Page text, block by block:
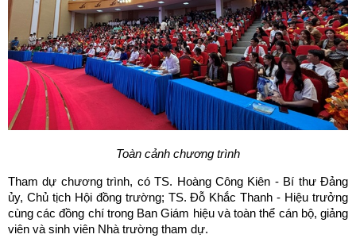
Toàn cảnh chương trình
Tham dự chương trình, có TS. Hoàng Công Kiên - Bí thư Đảng
ủy, Chủ tịch Hội đồng trường; TS. Đỗ Khắc Thanh - Hiệu trưởng
cùng các đồng chí trong Ban Giám hiệu và toàn thể cán bộ, giảng
viên và sinh viên Nhà trường tham dự.